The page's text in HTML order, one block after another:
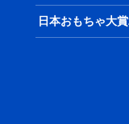
日本おもちゃ大